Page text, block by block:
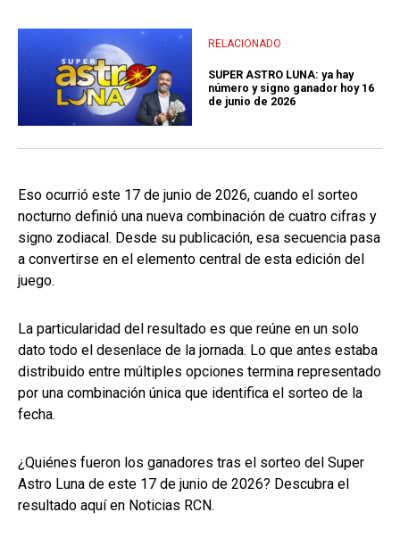
RELACIONADO
SUPER ASTRO LUNA: ya hay
número y signo ganador hoy 16
de junio de 2026
Eso ocurrió este 17 de junio de 2026, cuando el sorteo
nocturno definió una nueva combinación de cuatro cifras y
signo zodiacal. Desde su publicación, esa secuencia pasa
a convertirse en el elemento central de esta edición del
juego.
La particularidad del resultado es que reúne en un solo
dato todo el desenlace de la jornada. Lo que antes estaba
distribuido entre múltiples opciones termina representado
por una combinación única que identifica el sorteo de la
fecha.
¿Quiénes fueron los ganadores tras el sorteo del Super
Astro Luna de este 17 de junio de 2026? Descubra el
resultado aquí en Noticias RCN.